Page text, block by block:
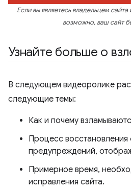
Если вы являетесь владельцем
возможно, ваш сайт
Узнайте больше о
В следующем видеоролике
следующие темы:
Как и почему
Процесс восстановления
предупреждений,
Примерное время,
исправления сайта.